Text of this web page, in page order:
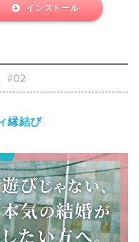
インストール
#02
縁結び